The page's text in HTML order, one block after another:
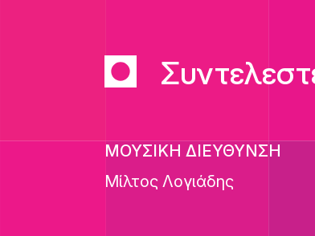
ΜΟΥΣΙΚΗ ΔΙΕΥΘΥΝΣΗ
Μίλτος Λογιάδης